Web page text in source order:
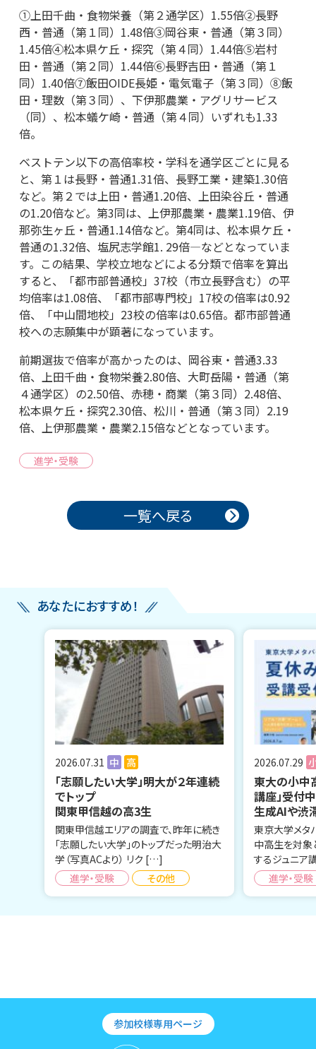
➀上田千曲・食物栄養（第２通学区）1.55倍➁長野
西・普通（第１同）1.48倍③岡谷東・普通（第３同）
1.45倍④松本県ケ丘・探究（第４同）1.44倍⑤岩村
田・普通（第２同）1.44倍⑥長野吉田・普通（第１
同）1.40倍⑦飯田ОIDE長姫・電気電子（第３同）⑧飯
田・理数（第３同）、下伊那農業・アグリサービス
（同）、松本蟻ケ崎・普通（第４同）いずれも1.33
倍。
ベストテン以下の高倍率校・学科を通学区ごとに見る
と、第１は長野・普通1.31倍、長野工業・建築1.30倍
など。第２では上田・普通1.20倍、上田染谷丘・普通
の1.20倍など。第3同は、上伊那農業・農業1.19倍、伊
那弥生ヶ丘・普通1.14倍など。第4同は、松本県ケ丘・
普通の1.32倍、塩尻志学館1. 29倍―などとなっていま
す。この結果、学校立地などによる分類で倍率を算出
すると、「都市部普通校」37校（市立長野含む）の平
均倍率は1.08倍、「都市部専門校」17校の倍率は0.92
倍、「中山間地校」23校の倍率は0.65倍。都市部普通
校への志願集中が顕著になっています。
前期選抜で倍率が高かったのは、岡谷東・普通3.33
倍、上田千曲・食物栄養2.80倍、大町岳陽・普通（第
４通学区）の2.50倍、赤穂・商業（第３同）2.48倍、
松本県ケ丘・探究2.30倍、松川・普通（第３同）2.19
倍、上伊那農業・農業2.15倍などとなっています。
進学・受験
投稿ナビゲーション 一覧へ戻る
あなたにおすすめ！
2026.07.31 中 高
「志願したい大学」明大が２年連続
でトップ
関東甲信越の高3生
関東甲信越エリアの調査で、昨年に続き
「志願したい大学」のトップだった明治大
学（写真ACより） リク […]
進学・受験
その他
2026.07.29
東大の小中
講座」受付中
生成AIや渋
東京大学メタ
中高生を対象
するジュニ
進学・受験
参加校様専用ページ